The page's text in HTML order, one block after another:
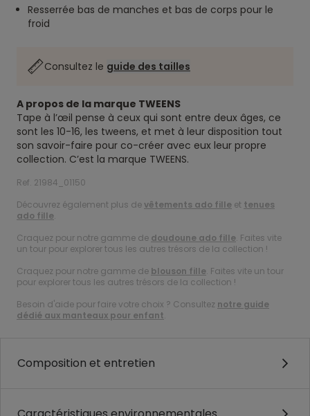
Resserrée bas de manches et bas de corps pour le
froid
Consultez le guide des tailles
A propos de la marque TWEENS
Tape à l’œil pense à ceux qui sont entre deux âges, ce
sont les 10-16, les tweens, et met à leur disposition tout
son savoir-faire pour co-créer avec eux leur propre
collection. C’est la marque TWEENS.
Ref. 21984_01150
Découvrez également plus devêtements ado fille et tenues
ado fille.
Craquez pour notre gamme de doudoune ado fille. Faites vite
un tour pour explorer tous les autres trésors de la collection !
Craquez pour notre gamme de blouson fille. Faites vite un tour
pour explorer tous les autres trésors de la collection !
Besoin d'aide pour faire votre choix ? Consultez notre guide
dédié aux manteaux pour enfant.
Composition et entretien